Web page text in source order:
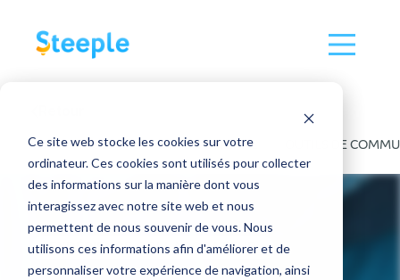
Ce site web stocke les cookies sur votre
ordinateur. Ces cookies sont utilisés pour collecter
des informations sur la manière dont vous
interagissez avec notre site web et nous
permettent de nous souvenir de vous. Nous
utilisons ces informations afin d'améliorer et de
personnaliser votre expérience de navigation, ainsi
TOUS
COMMUNICATION INTERNE OUTILS DE
EXPÉRIENCE COLLABORATEUR